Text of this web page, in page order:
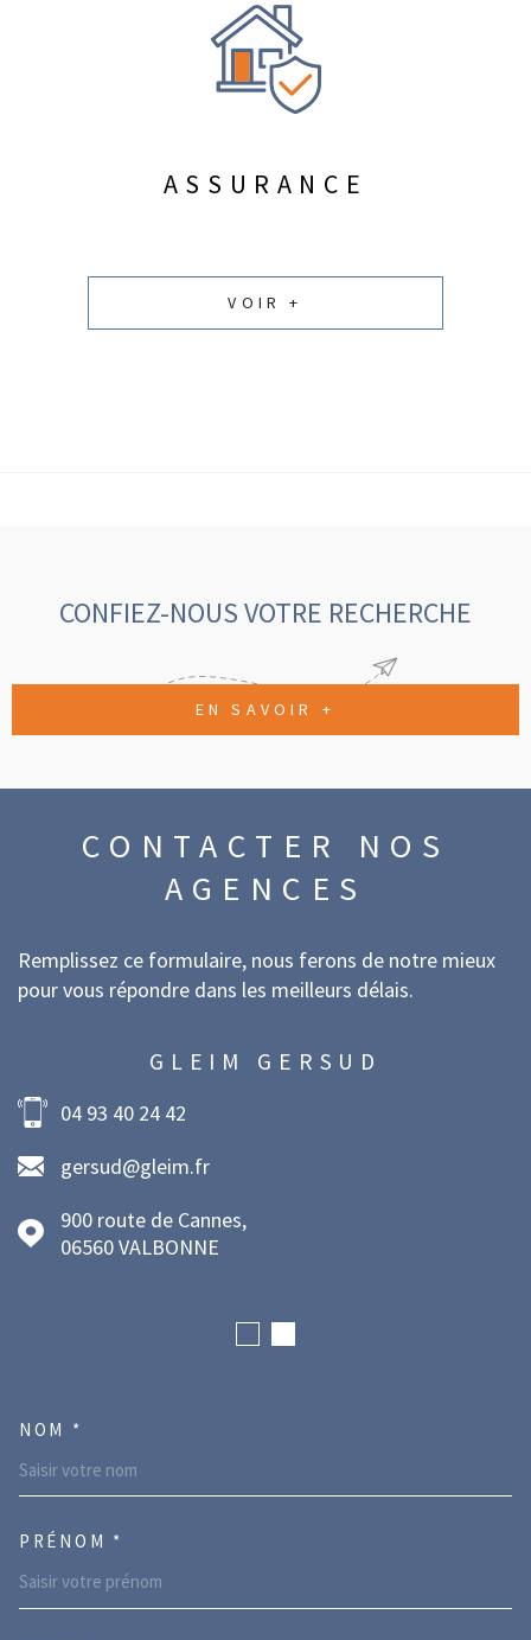
ASSURANCE
VOIR +
CONFIEZ-NOUS VOTRE RECHERCHE
EN SAVOIR +
CONTACTER NOS
AGENCES
Remplissez ce formulaire, nous ferons de notre mieux
pour vous répondre dans les meilleurs délais.
GLEIM GERSUD
04 93 40 24 42
gersud@gleim.fr
900 route de Cannes,
06560 VALBONNE
NOM *
PRÉNOM *